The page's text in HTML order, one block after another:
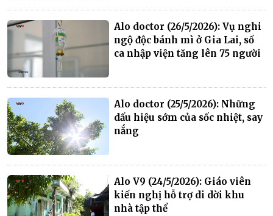
Alo doctor (26/5/2026): Vụ nghi
ngộ độc bánh mì ở Gia Lai, số
ca nhập viện tăng lên 75 người
Alo doctor (25/5/2026): Những
dấu hiệu sớm của sốc nhiệt, say
nắng
Alo V9 (24/5/2026): Giáo viên
kiến nghị hỗ trợ di dời khu
nhà tập thể